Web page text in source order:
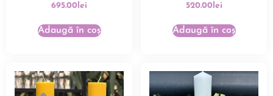
695.00 lei
Adaugă în coș
520.00lei
Adaugă în coș